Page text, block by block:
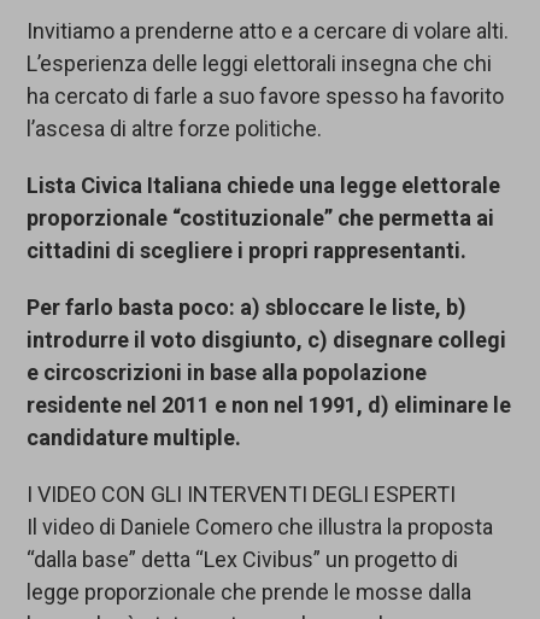
Invitiamo a prenderne atto e a cercare di volare alti.
L’esperienza delle leggi elettorali insegna che chi
ha cercato di farle a suo favore spesso ha favorito
l’ascesa di altre forze politiche.
Lista Civica Italiana chiede una legge elettorale
proporzionale “costituzionale” che permetta ai
cittadini di scegliere i propri rappresentanti.
Per farlo basta poco: a) sbloccare le liste, b)
introdurre il voto disgiunto, c) disegnare collegi
e circoscrizioni in base alla popolazione
residente nel 2011 e non nel 1991, d) eliminare le
candidature multiple.
I VIDEO CON GLI INTERVENTI DEGLI ESPERTI
Il video di Daniele Comero che illustra la proposta
“dalla base” detta “Lex Civibus” un progetto di
legge proporzionale che prende le mosse dalla